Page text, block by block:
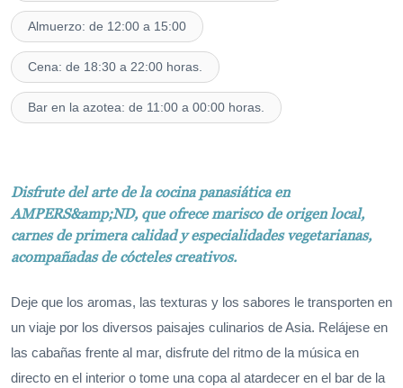
Almuerzo: de 12:00 a 15:00
Cena: de 18:30 a 22:00 horas.
Bar en la azotea: de 11:00 a 00:00 horas.
Disfrute del arte de la cocina panasiática en
AMPERS&amp;ND, que ofrece marisco de origen local,
carnes de primera calidad y especialidades vegetarianas,
acompañadas de cócteles creativos.
Deje que los aromas, las texturas y los sabores le transporten en
un viaje por los diversos paisajes culinarios de Asia. Relájese en
las cabañas frente al mar, disfrute del ritmo de la música en
directo en el interior o tome una copa al atardecer en el bar de la